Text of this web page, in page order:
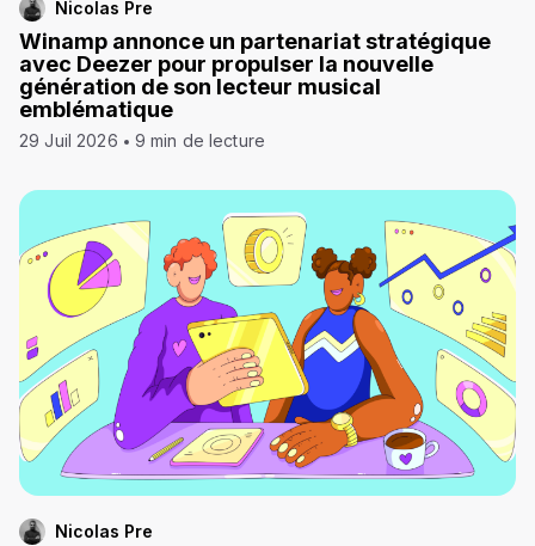
Nicolas Pre
Winamp annonce un partenariat stratégique
avec Deezer pour propulser la nouvelle
génération de son lecteur musical
emblématique
29 Juil 2026 9 min de lecture
Nicolas Pre